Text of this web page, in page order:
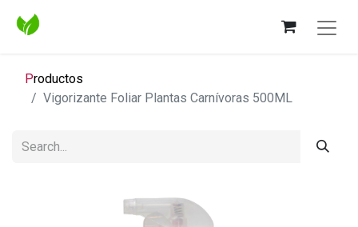
Productos
Vigorizante Foliar Plantas Carnívoras 500ML